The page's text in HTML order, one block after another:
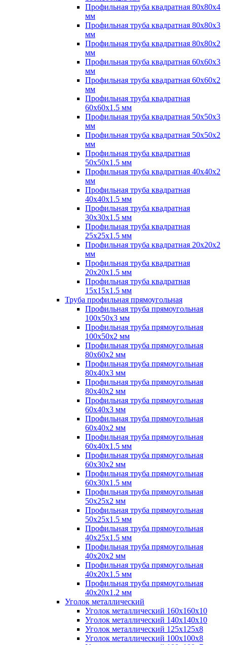
Профильная труба квадратная 80х80х4
мм
Профильная труба квадратная 80х80х3
мм
Профильная труба квадратная 80х80х2
мм
Профильная труба квадратная 60х60х3
мм
Профильная труба квадратная 60х60х2
мм
Профильная труба квадратная
60х60х1.5 мм
Профильная труба квадратная 50х50х3
мм
Профильная труба квадратная 50х50х2
мм
Профильная труба квадратная
50х50х1.5 мм
Профильная труба квадратная 40х40х2
мм
Профильная труба квадратная
40х40х1.5 мм
Профильная труба квадратная
30х30х1.5 мм
Профильная труба квадратная
25х25х1.5 мм
Профильная труба квадратная 20х20х2
мм
Профильная труба квадратная
20х20х1.5 мм
Профильная труба квадратная
15х15х1.5 мм
Труба профильная прямоугольная
Профильная труба прямоугольная
100х50х3 мм
Профильная труба прямоугольная
100х50х2 мм
Профильная труба прямоугольная
80х60х2 мм
Профильная труба прямоугольная
80х40х3 мм
Профильная труба прямоугольная
80х40х2 мм
Профильная труба прямоугольная
60х40х3 мм
Профильная труба прямоугольная
60х40х2 мм
Профильная труба прямоугольная
60х40х1.5 мм
Профильная труба прямоугольная
60х30х2 мм
Профильная труба прямоугольная
60х30х1.5 мм
Профильная труба прямоугольная
50х25х2 мм
Профильная труба прямоугольная
50х25х1.5 мм
Профильная труба прямоугольная
40х25х1.5 мм
Профильная труба прямоугольная
40х20х2 мм
Профильная труба прямоугольная
40х20х1.5 мм
Профильная труба прямоугольная
40х20х1.2 мм
Уголок металлический
Уголок металлический 160х160х10
Уголок металлический 140х140х10
Уголок металлический 125х125х8
Уголок металлический 100х100х8